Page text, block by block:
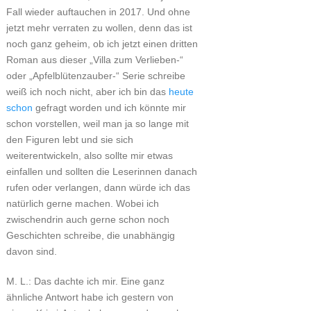
Fall wieder auftauchen in 2017. Und ohne
jetzt mehr verraten zu wollen, denn das ist
noch ganz geheim, ob ich jetzt einen dritten
Roman aus dieser „Villa zum Verlieben-“
oder „Apfelblütenzauber-“ Serie schreibe
weiß ich noch nicht, aber ich bin das heute
schon gefragt worden und ich könnte mir
schon vorstellen, weil man ja so lange mit
den Figuren lebt und sie sich
weiterentwickeln, also sollte mir etwas
einfallen und sollten die Leserinnen danach
rufen oder verlangen, dann würde ich das
natürlich gerne machen. Wobei ich
zwischendrin auch gerne schon noch
Geschichten schreibe, die unabhängig
davon sind.
M. L.: Das dachte ich mir. Eine ganz
ähnliche Antwort habe ich gestern von